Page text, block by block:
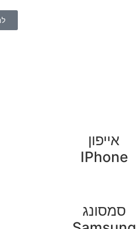
אייפון
IPhone
סמסונג